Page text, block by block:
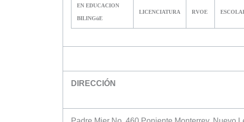
EN EDUCACION
BILINGüE
LICENCIATURA RVOE
DIRECCIÓN